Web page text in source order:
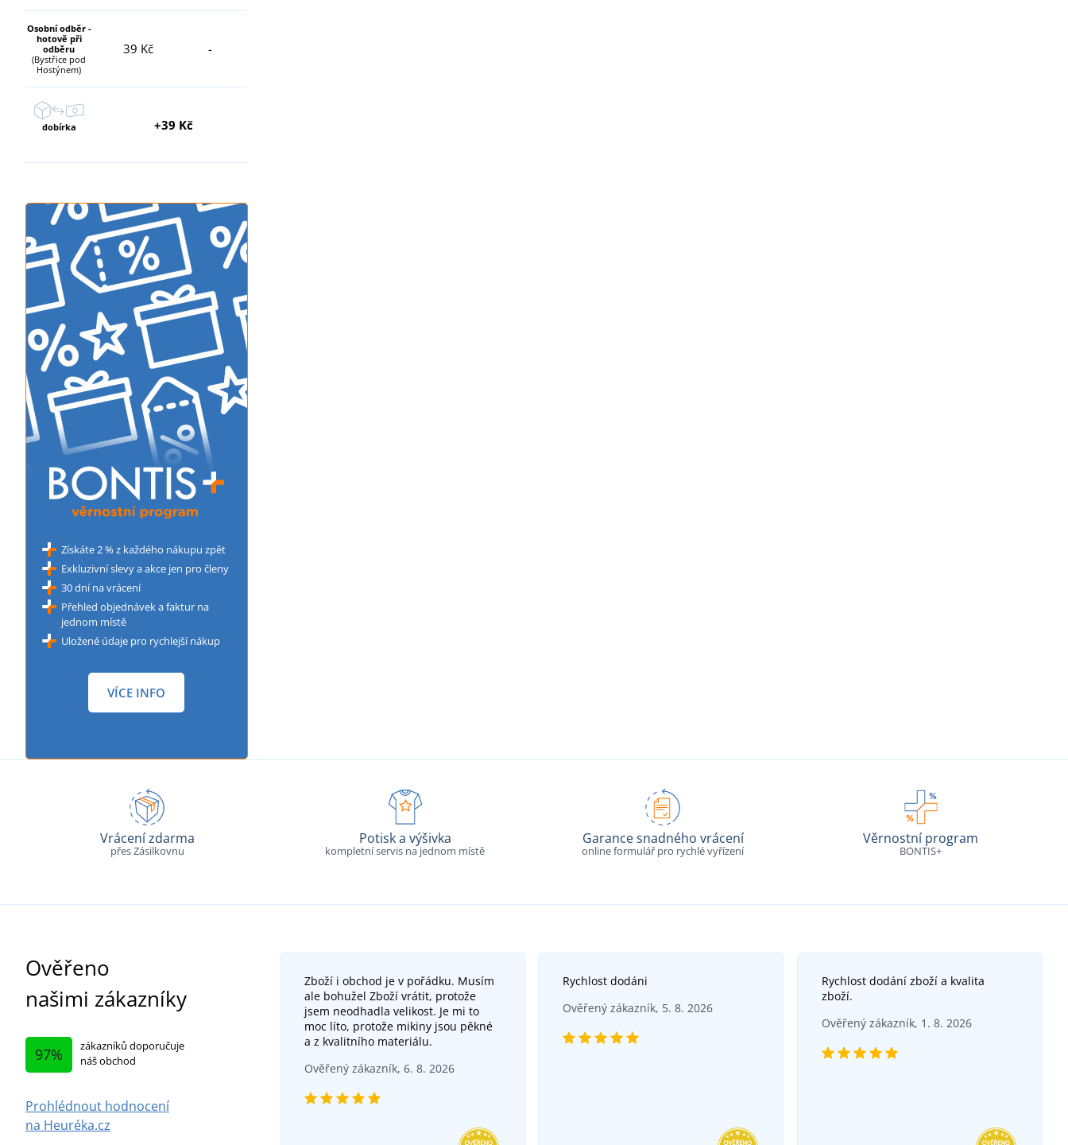
Osobní odběr -
hotově při
odběru
(Bystřice pod
Hostýnem)
39 Kč -
dobírka +39 Kč
Získáte 2 % z každého nákupu zpět
Exkluzivní slevy a akce jen pro členy
30 dní na vrácení
Přehled objednávek a faktur na
jednom místě
Uložené údaje pro rychlejší nákup
VÍCE INFO
Vrácení zdarma
přes Zásilkovnu
Potisk a výšivka
kompletní servis na jednom místě
Garance snadného vrácení
online formulář pro rychlé vyřízení
Věrnostní program
BONTIS+
Ověřeno
našimi zákazníky
97%
zákazníků doporučuje
náš obchod
Prohlédnout hodnocení
na Heuréka.cz
Zboží i obchod je v pořádku. Musím
ale bohužel Zboží vrátit, protože
jsem neodhadla velikost. Je mi to
moc líto, protože mikiny jsou pěkné
a z kvalitního materiálu.
Ověřený zákazník, 6. 8. 2026
Rychlost dodáni
Ověřený zákazník, 5. 8. 2026
Rychlost dodání zboží a kvalita
zboží.
Ověřený zákazník, 1. 8. 2026